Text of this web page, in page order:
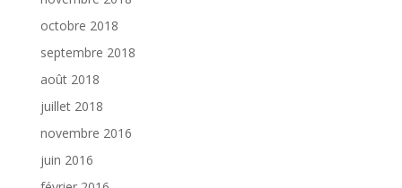
octobre 2018
septembre 2018
août 2018
juillet 2018
novembre 2016
juin 2016